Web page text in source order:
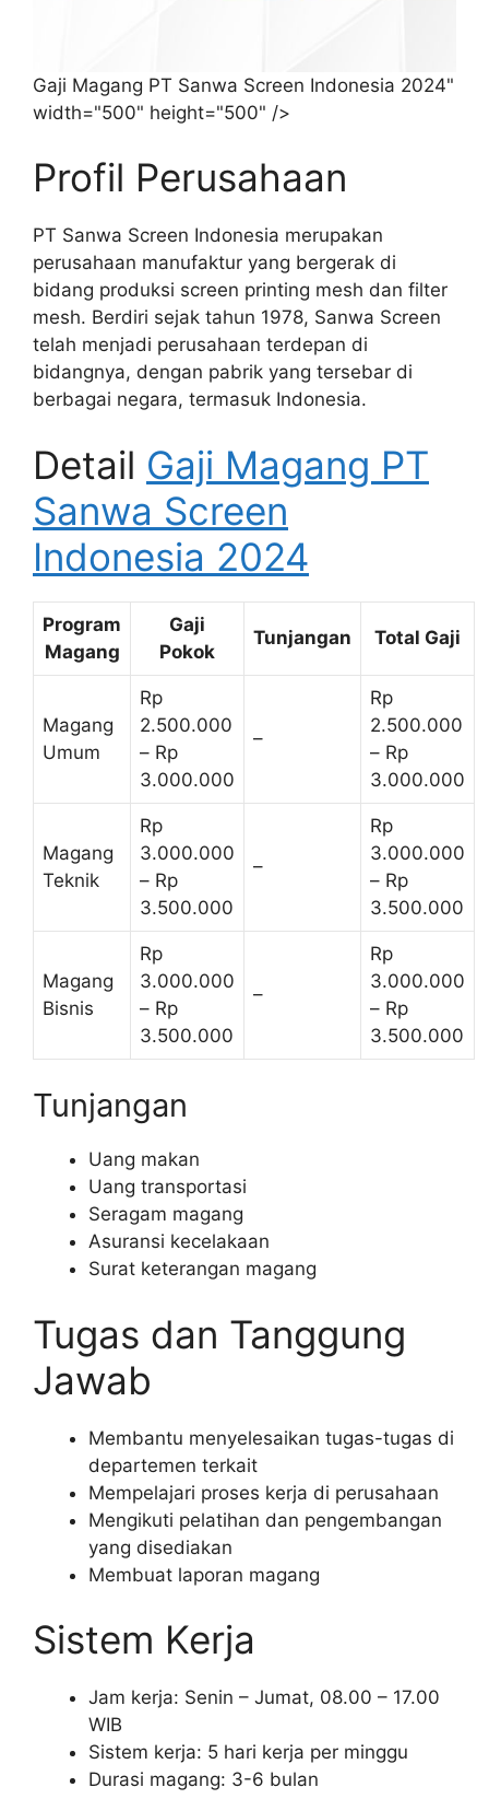
Gaji Magang PT Sanwa Screen Indonesia 2024"
width="500" height="500" />
Profil Perusahaan
PT Sanwa Screen Indonesia merupakan
perusahaan manufaktur yang bergerak di
bidang produksi screen printing mesh dan filter
mesh. Berdiri sejak tahun 1978, Sanwa Screen
telah menjadi perusahaan terdepan di
bidangnya, dengan pabrik yang tersebar di
berbagai negara, termasuk Indonesia.
Detail Gaji Magang PT
Sanwa Screen
Indonesia 2024
Program
Magang
Gaji
Pokok
Tunjangan Total Gaji
Magang
Umum
Rp
2.500.000
– Rp
3.000.000
–
Rp
2.500.000
– Rp
3.000.000
Magang
Teknik
Rp
3.000.000
– Rp
3.500.000
–
Rp
3.000.000
– Rp
3.500.000
Magang
Bisnis
Rp
3.000.000
– Rp
3.500.000
–
Rp
3.000.000
– Rp
3.500.000
Tunjangan
Uang makan
Uang transportasi
Seragam magang
Asuransi kecelakaan
Surat keterangan magang
Tugas dan Tanggung
Jawab
Membantu menyelesaikan tugas-tugas di
departemen terkait
Mempelajari proses kerja di perusahaan
Mengikuti pelatihan dan pengembangan
yang disediakan
Membuat laporan magang
Sistem Kerja
Jam kerja: Senin – Jumat, 08.00 – 17.00
WIB
Sistem kerja: 5 hari kerja per minggu
Durasi magang: 3-6 bulan